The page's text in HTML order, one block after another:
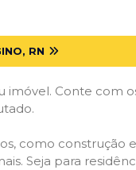
RN
imóvel. Conte com
como construção
Seja para